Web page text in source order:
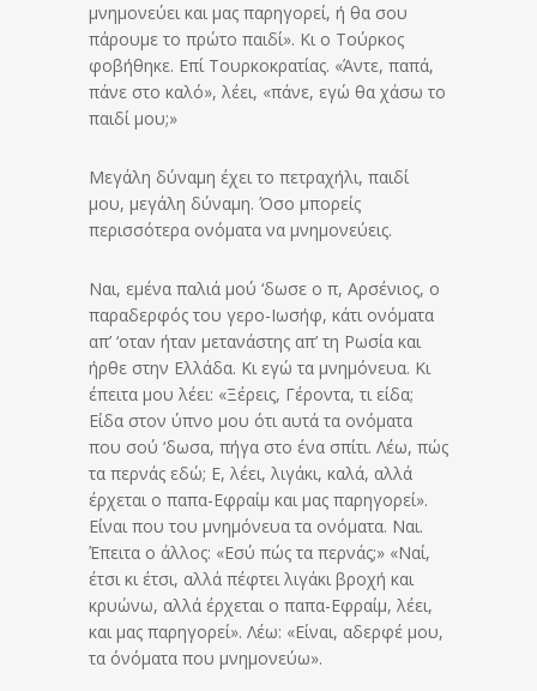
μνημονεύει και μας παρηγορεί, ή θα σου
πάρουμε το πρώτο παιδί». Κι ο Τούρκος
φοβήθηκε. Επί Τουρκοκρατίας. «Άντε, παπά,
πάνε στο καλό», λέει, «πάνε, εγώ θα χάσω το
παιδί μου;»
Μεγάλη δύναμη έχει το πετραχήλι, παιδί
μου, μεγάλη δύναμη. Όσο μπορείς
περισσότερα ονόματα να μνημονεύεις.
Ναι, εμένα παλιά μού ‘δωσε ο π, Αρσένιος, ο
παραδερφός του γερο-Ιωσήφ, κάτι ονόματα
απ’ ‘οταν ήταν μετανάστης απ’ τη Ρωσία και
ήρθε στην Ελλάδα. Κι εγώ τα μνημόνευα. Κι
έπειτα μου λέει: «Ξέρεις, Γέροντα, τι είδα;
Είδα στον ύπνο μου ότι αυτά τα ονόματα
που σού ‘δωσα, πήγα στο ένα σπίτι. Λέω, πώς
τα περνάς εδώ; Ε, λέει, λιγάκι, καλά, αλλά
έρχεται ο παπα-Εφραίμ και μας παρηγορεί».
Είναι που του μνημόνευα τα ονόματα. Ναι.
Έπειτα ο άλλος: «Εσύ πώς τα περνάς;» «Ναί,
έτσι κι έτσι, αλλά πέφτει λιγάκι βροχή και
κρυώνω, αλλά έρχεται ο παπα-Εφραίμ, λέει,
και μας παρηγορεί». Λέω: «Είναι, αδερφέ μου,
τα όνόματα που μνημονεύω».